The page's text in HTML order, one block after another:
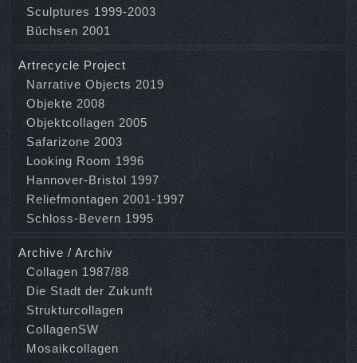
Sculptures 1999-2003
Büchsen 2001
Artrecycle Project
Narrative Objects 2019
Objekte 2008
Objektcollagen 2005
Safarizone 2003
Looking Room 1996
Hannover-Bristol 1997
Reliefmontagen 2001-1997
Schloss-Bevern 1995
Archive / Archiv
Collagen 1987/88
Die Stadt der Zukunft
Strukturcollagen
CollagenSW
Mosaikcollagen